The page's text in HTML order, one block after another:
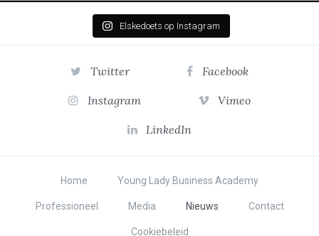
Elskedoets op Instagram
Twitter Facebook
Instagram Vimeo
LinkedIn
Home Young Lady Business Academy
Professioneel Media Nieuws Contact
Cookiebeleid